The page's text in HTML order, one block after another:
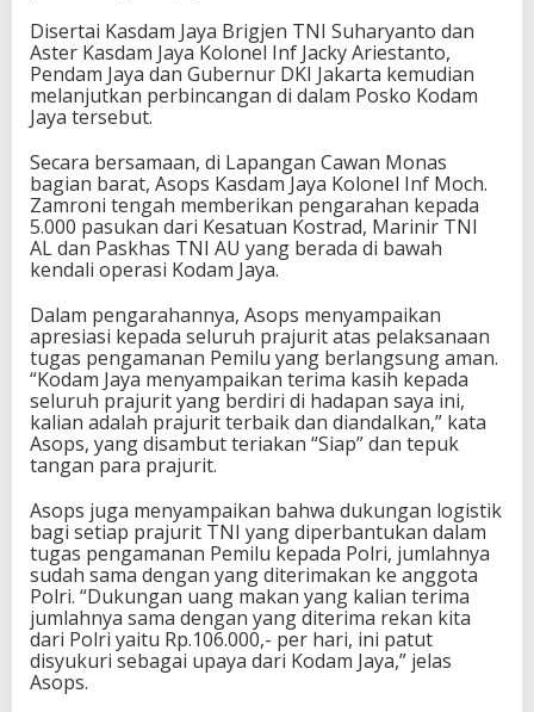
Disertai Kasdam Jaya Brigjen TNI Suharyanto dan
Aster Kasdam Jaya Kolonel Inf Jacky Ariestanto,
Pendam Jaya dan Gubernur DKI Jakarta kemudian
melanjutkan perbincangan di dalam Posko Kodam
Jaya tersebut.
Secara bersamaan, di Lapangan Cawan Monas
bagian barat, Asops Kasdam Jaya Kolonel Inf Moch.
Zamroni tengah memberikan pengarahan kepada
5.000 pasukan dari Kesatuan Kostrad, Marinir TNI
AL dan Paskhas TNI AU yang berada di bawah
kendali operasi Kodam Jaya.
Dalam pengarahannya, Asops menyampaikan
apresiasi kepada seluruh prajurit atas pelaksanaan
tugas pengamanan Pemilu yang berlangsung aman.
“Kodam Jaya menyampaikan terima kasih kepada
seluruh prajurit yang berdiri di hadapan saya ini,
kalian adalah prajurit terbaik dan diandalkan,” kata
Asops, yang disambut teriakan “Siap” dan tepuk
tangan para prajurit.
Asops juga menyampaikan bahwa dukungan logistik
bagi setiap prajurit TNI yang diperbantukan dalam
tugas pengamanan Pemilu kepada Polri, jumlahnya
sudah sama dengan yang diterimakan ke anggota
Polri. “Dukungan uang makan yang kalian terima
jumlahnya sama dengan yang diterima rekan kita
dari Polri yaitu Rp.106.000,- per hari, ini patut
disyukuri sebagai upaya dari Kodam Jaya,” jelas
Asops.